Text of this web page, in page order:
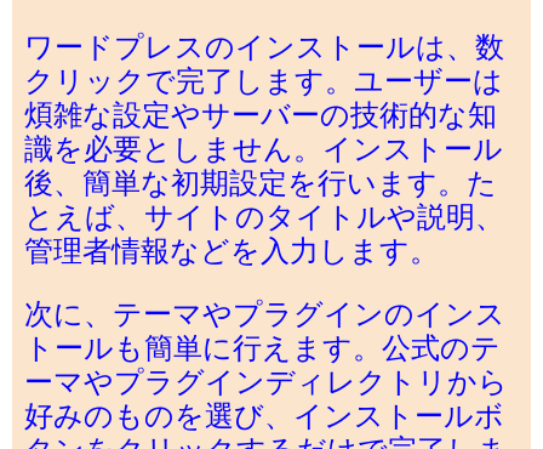
ワードプレスのインストールは、数
クリックで完了します。ユーザーは
煩雑な設定やサーバーの技術的な知
識を必要としません。インストール
後、簡単な初期設定を行います。た
とえば、サイトのタイトルや説明、
管理者情報などを入力します。
次に、テーマやプラグインのインス
トールも簡単に行えます。公式のテ
ーマやプラグインディレクトリから
好みのものを選び、インストールボ